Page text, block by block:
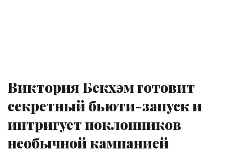
Виктория Бекхэм готовит
секретный бьюти-запуск и
интригует поклонников
необычной кампанией